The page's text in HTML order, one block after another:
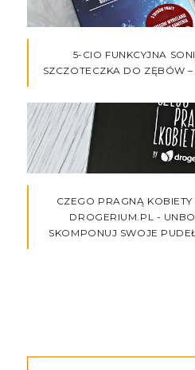
5-CIO FUNKCYJNA
SZCZOTECZKA DO ZĘBÓW
CZEGO PRAGNĄ KOBIETY
DROGERIUM.PL -
SKOMPONUJ SWOJE